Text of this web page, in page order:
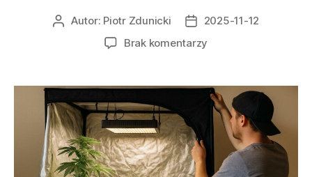
AutorAutor: Piotr Zdunicki
Data2025-11-12
Brak komentarzy
konopi
w
growboxie
domu